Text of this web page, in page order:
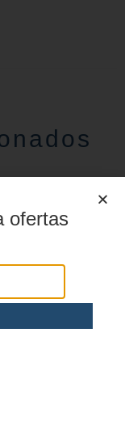
YS41030
ofertas